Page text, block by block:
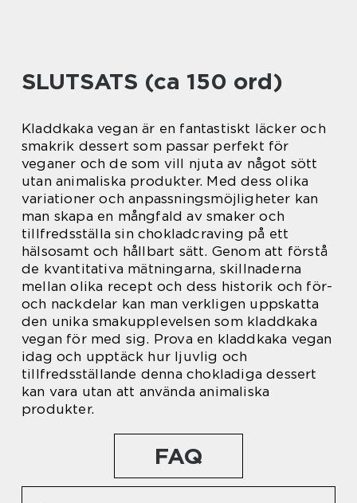
SLUTSATS (ca 150 ord)
Kladdkaka vegan är en fantastiskt läcker och
smakrik dessert som passar perfekt för
veganer och de som vill njuta av något sött
utan animaliska produkter. Med dess olika
variationer och anpassningsmöjligheter kan
man skapa en mångfald av smaker och
tillfredsställa sin chokladcraving på ett
hälsosamt och hållbart sätt. Genom att förstå
de kvantitativa mätningarna, skillnaderna
mellan olika recept och dess historik och för-
och nackdelar kan man verkligen uppskatta
den unika smakupplevelsen som kladdkaka
vegan för med sig. Prova en kladdkaka vegan
idag och upptäck hur ljuvlig och
tillfredsställande denna chokladiga dessert
kan vara utan att använda animaliska
produkter.
FAQ